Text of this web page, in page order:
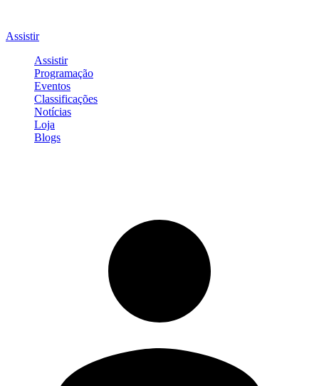
Assistir
Assistir
Programação
Eventos
Classificações
Notícias
Loja
Blogs